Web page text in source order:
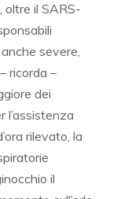
oltre il SARS-
severe,
ricorda –
dei
l’assistenza
rilevato, la
il